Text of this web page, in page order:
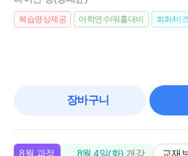
복습영상제공 어학연수/워홀대비 회화/비
장바구니
8월 과정 8월 4일(화) 개강 교재